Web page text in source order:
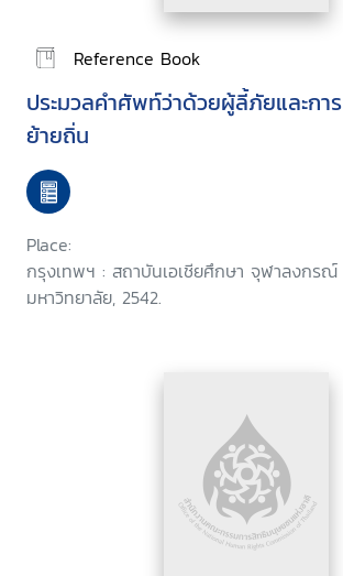
Reference Book
ประมวลคำศัพท์ว่าด้วยผู้ลี้ภัยและการ
ย้ายถิ่น
Place:
กรุงเทพฯ : สถาบันเอเชียศึกษา จุฬาลงกรณ์
มหาวิทยาลัย, 2542.